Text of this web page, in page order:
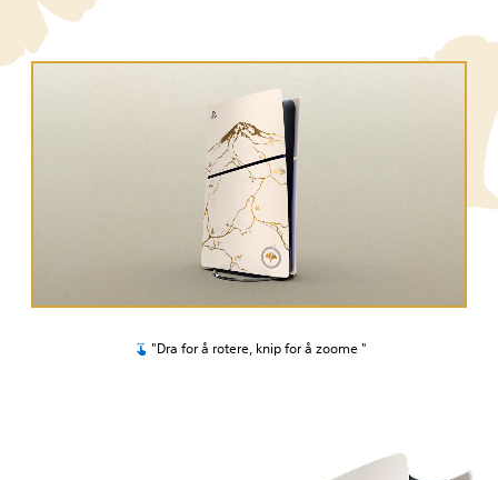
"Dra for å rotere, knip for å zoome "